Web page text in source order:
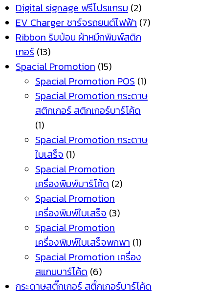
Digital signage ฟรีโปรแกรม (2)
EV Charger ชาร์จรถยนต์ไฟฟ้า (7)
Ribbon ริบบ้อน ผ้าหมึกพิมพ์สติก
เกอร์ (13)
Spacial Promotion (15)
Spacial Promotion POS (1)
Spacial Promotion กระดาษ
สติกเกอร์ สติกเกอร์บาร์โค้ด
(1)
Spacial Promotion กระดาษ
ใบเสร็จ (1)
Spacial Promotion
เครื่องพิมพ์บาร์โค้ด (2)
Spacial Promotion
เครื่องพิมพ์ใบเสร็จ (3)
Spacial Promotion
เครื่องพิมพ์ใบเสร็จพกพา (1)
Spacial Promotion เครื่อง
สแกนบาร์โค้ด (6)
กระดาษสติ๊กเกอร์ สติ๊กเกอร์บาร์โค้ด